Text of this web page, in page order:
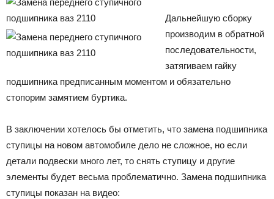
Дальнейшую сборку
производим в обратной
последовательности,
затягиваем гайку
подшипника предписанным моментом и обязательно
стопорим замятием буртика.
В заключении хотелось бы отметить, что замена подшипника
ступицы на новом автомобиле дело не сложное, но если
детали подвески много лет, то снять ступицу и другие
элементы будет весьма проблематично. Замена подшипника
ступицы показан на видео: